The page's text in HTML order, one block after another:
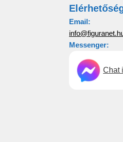
Email:
Messenger:
Chat